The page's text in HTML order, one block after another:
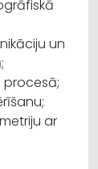
un
ar